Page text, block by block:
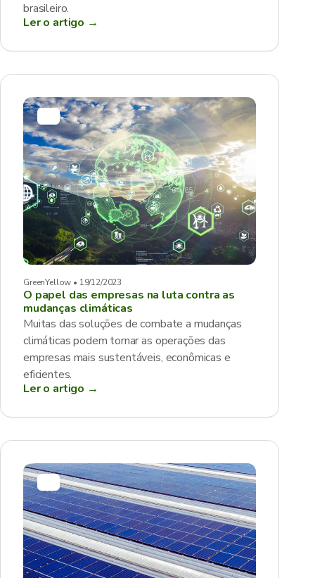
brasileiro.
Ler o artigo →
GreenYellow • 19/12/2023
O papel das empresas na luta contra as
mudanças climáticas
Muitas das soluções de combate a mudanças
climáticas podem tornar as operações das
empresas mais sustentáveis, econômicas e
eficientes.
Ler o artigo →